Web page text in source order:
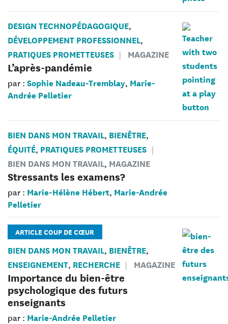
DESIGN TECHNOPÉDAGOGIQUE,
DÉVELOPPEMENT PROFESSIONNEL,
PRATIQUES PROMETTEUSES MAGAZINE
L’après-pandémie
par : Sophie Nadeau-Tremblay, Marie-
Andrée Pelletier
BIEN DANS MON TRAVAIL, BIENÊTRE,
ÉQUITÉ, PRATIQUES PROMETTEUSES
BIEN DANS MON TRAVAIL, MAGAZINE
Stressants les examens?
par : Marie-Hélène Hébert, Marie-Andrée
Pelletier
ARTICLE COUP DE CŒUR
BIEN DANS MON TRAVAIL, BIENÊTRE,
ENSEIGNEMENT, RECHERCHE MAGAZINE
Importance du bien-être
psychologique des futurs
enseignants
par : Marie-Andrée Pelletier